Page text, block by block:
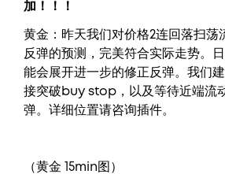
加！！！
黄金：昨天我们对价格2连回落扫荡
反弹的预测，完美符合实际走势。
能会展开进一步的修正反弹。我们
接突破buy stop，以及等待近端流
弹。详细位置请咨询插件。
（黄金 15min图）